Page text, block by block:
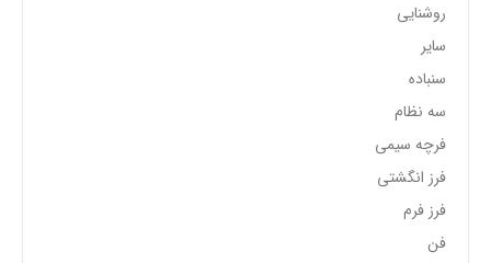
روشنایی
سایر
سنباده
سه نظام
فرچه سیمی
فرز انگشتی
فرز فرم
فن